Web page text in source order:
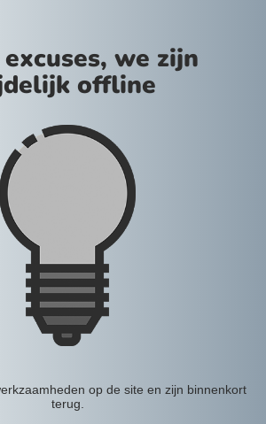
we zijn
offline
op de site en zijn binnenkort
terug.